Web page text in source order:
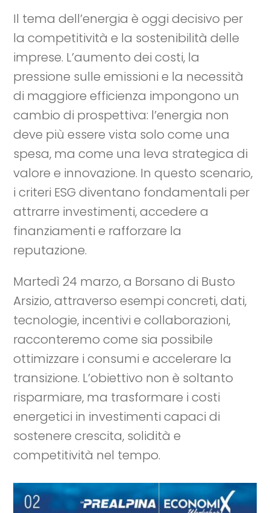
Il tema dell’energia è oggi decisivo per
la competitività e la sostenibilità delle
imprese. L’aumento dei costi, la
pressione sulle emissioni e la necessità
di maggiore efficienza impongono un
cambio di prospettiva: l’energia non
deve più essere vista solo come una
spesa, ma come una leva strategica di
valore e innovazione. In questo scenario,
i criteri ESG diventano fondamentali per
attrarre investimenti, accedere a
finanziamenti e rafforzare la
reputazione.
Martedì 24 marzo, a Borsano di Busto
Arsizio, attraverso esempi concreti, dati,
tecnologie, incentivi e collaborazioni,
racconteremo come sia possibile
ottimizzare i consumi e accelerare la
transizione. L’obiettivo non è soltanto
risparmiare, ma trasformare i costi
energetici in investimenti capaci di
sostenere crescita, solidità e
competitività nel tempo.